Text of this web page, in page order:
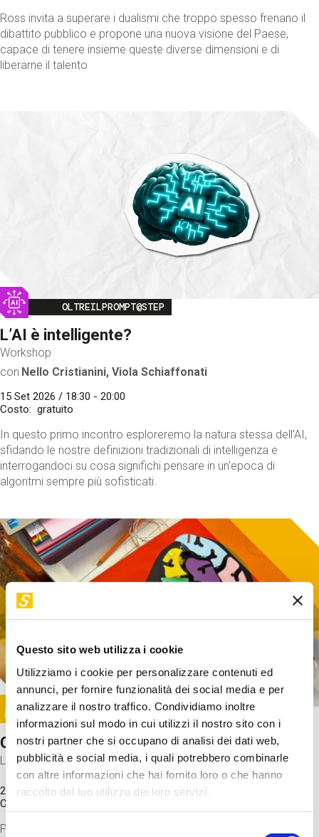
Questo sito web utilizza i cookie
Utilizziamo i cookie per personalizzare contenuti ed
annunci, per fornire funzionalità dei social media e per
analizzare il nostro traffico. Condividiamo inoltre
informazioni sul modo in cui utilizzi il nostro sito con i
nostri partner che si occupano di analisi dei dati web,
pubblicità e social media, i quali potrebbero combinarle
con altre informazioni che hai fornito loro o che hanno
raccolto dal tuo utilizzo dei loro servizi.
Selezione
Ross invita a superare i dualismi che troppo spesso frenano il
dibattito pubblico e propone una nuova visione del Paese,
capace di tenere insieme queste diverse dimensioni e di
liberarne il talento
Image
OLTREILPROMPT@STEP
L’AI è intelligente?
Workshop
con Nello Cristianini, Viola Schiaffonati
15 Set 2026 / 18:30 - 20:00
Costo
gratuito
In questo primo incontro esploreremo la natura stessa dell'AI,
sfidando le nostre definizioni tradizionali di intelligenza e
interrogandoci su cosa significhi pensare in un'epoca di
algoritmi sempre più sofisticati.
Image
SUNDAY@STEP
Come funziona il cervello?
Laboratorio
20 Set 2026 / 11:15 - 13:00
Costo
Proveremo a costruire un cervello in cartoncino cercando di